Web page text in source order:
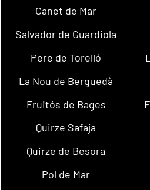
Canet de Mar
Salvador de Guardiola
Pere de Torelló
La Nou de Berguedà
Fruitós de Bages
Quirze Safaja
Quirze de Besora
Pol de Mar